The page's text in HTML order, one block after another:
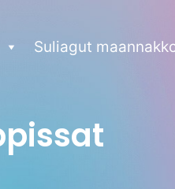
Suliagut